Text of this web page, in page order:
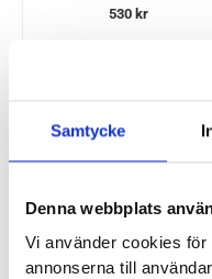
Samtycke
Denna webbplats
Vi använder cookies
annonserna till
530 kr
200kr